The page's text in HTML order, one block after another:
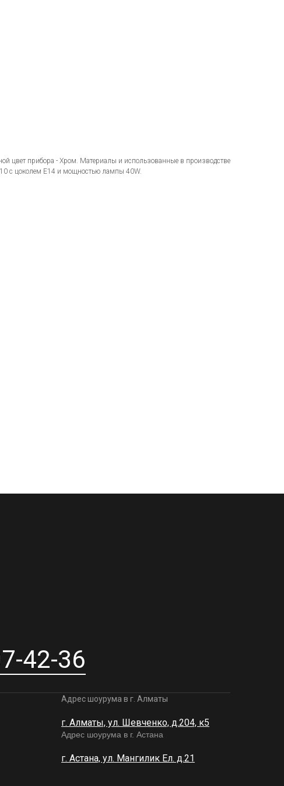
цвет прибора - Хром. Материалы и использованные в производстве
с цоколем E14 и мощностью лампы 40W.
42-36
Адрес шоурума в г. Алматы
г. Алматы, ул. Шевченко, д.204, к5
Адрес шоурума в г. Астана
г. Астана, ул. Мангилик Ел. д.21